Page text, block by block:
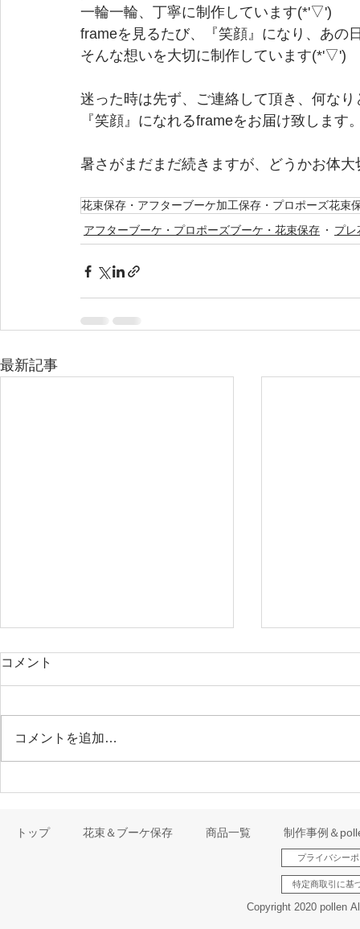
一輪一輪、丁寧に制作しています(*'▽')
frameを見るたび、『笑顔』になり、あの
そんな想いを大切に制作しています(*'▽')
迷った時は先ず、ご連絡して頂き、何な
『笑顔』になれるframeをお届け致します
暑さがまだまだ続きますが、どうかお体
花束保存・アフターブーケ加工保存・プロポーズ花束
アフターブーケ・プロポーズブーケ・花束保存
プレ
最新記事
コメント
コメントを追加…
トップ 花束＆ブーケ保存 商品一覧 制作事例＆
プライバシー
特定商取引に基
Copyright 2020 pollen